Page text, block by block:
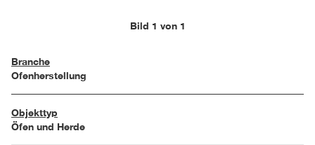
Bild 1 von 1
Branche
Ofenherstellung
Objekttyp
Öfen und Herde